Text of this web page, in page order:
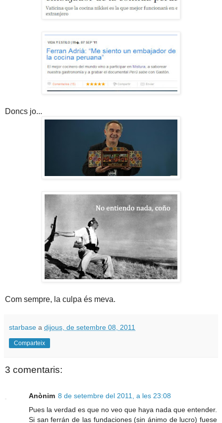
Doncs jo...
Com sempre, la culpa és meva.
starbase a dijous, de setembre 08, 2011
Comparteix
3 comentaris:
Anònim 8 de setembre del 2011, a les 23:08
Pues la verdad es que no veo que haya nada que entender.
Si san ferrán de las fundaciones (sin ánimo de lucro) fuese